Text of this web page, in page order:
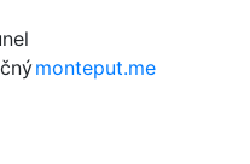
monteput.me